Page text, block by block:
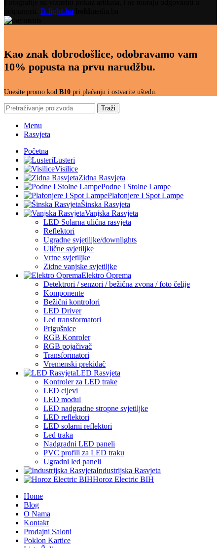
B-light.ba
Kao znak dobrodošlice, odobravamo vam
10% popusta na prvu narudžbu.
Unesite promo kod B10 pri plaćanju i ostvarite uštedu.
Traži
Menu
Rasvjeta
Početna
Lusteri
Visilice
Zidna Rasvjeta
Podne I Stolne Lampe
Plafonjere I Spot Lampe
Šinska Rasvjeta
Vanjska Rasvjeta
LED Solarna ulična rasvjeta
Reflektori
Ugradne svjetiljke/downlights
Ulične svjetiljke
Vrtne svjetiljke
Zidne vanjske svjetiljke
Elektro Oprema
Detektrori / senzori / bežična zvona / foto čelije
Komponente
Bežični kontrolori
LED Driver
Led transformatori
Prigušnice
RGB Konroler
RGB pojačivač
Transformatori
Vremenski prekidač
LED Rasvjeta
Kontroler za LED trake
LED cijevi
LED modul
LED nadgradne stropne svjetiljke
LED reflektori
LED solarni reflektori
Led traka
Nadgradni LED paneli
PVC profili za LED traku
Ugradni led paneli
Industrijska Rasvjeta
Horoz Electric BIH
Home
Blog
O Nama
Kontakt
Prodajni Saloni
Poklon Kartice